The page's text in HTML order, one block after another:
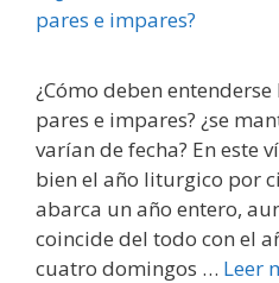
¿Cómo deben entenderse
pares e impares? ¿se
varían de fecha? En este
bien el año liturgico por
abarca un año entero,
coincide del todo con el
cuatro domingos … Leer